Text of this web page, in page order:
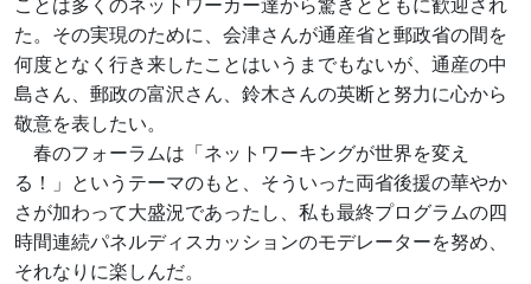
ことは多くのネットワーカー達から驚きとともに歓迎され
た。その実現のために、会津さんが通産省と郵政省の間を
何度となく行き来したことはいうまでもないが、通産の中
島さん、郵政の富沢さん、鈴木さんの英断と努力に心から
敬意を表したい。
春のフォーラムは「ネットワーキングが世界を変え
る！」というテーマのもと、そういった両省後援の華やか
さが加わって大盛況であったし、私も最終プログラムの四
時間連続パネルディスカッションのモデレーターを努め、
それなりに楽しんだ。